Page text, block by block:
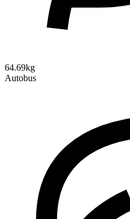
64.69kg
Autobus